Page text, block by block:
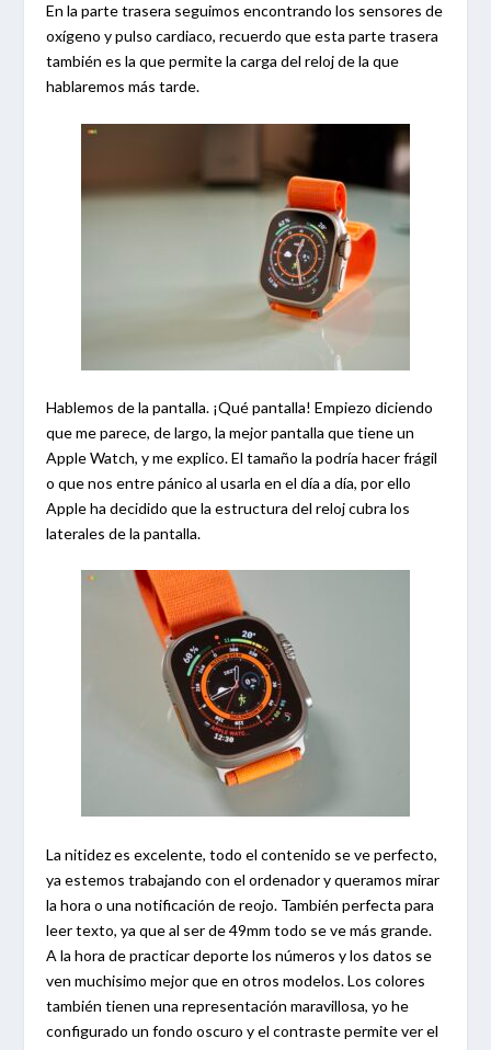
En la parte trasera seguimos encontrando los sensores de
oxígeno y pulso cardiaco, recuerdo que esta parte trasera
también es la que permite la carga del reloj de la que
hablaremos más tarde.
Hablemos de la pantalla. ¡Qué pantalla! Empiezo diciendo
que me parece, de largo, la mejor pantalla que tiene un
Apple Watch, y me explico. El tamaño la podría hacer frágil
o que nos entre pánico al usarla en el día a día, por ello
Apple ha decidido que la estructura del reloj cubra los
laterales de la pantalla.
La nitidez es excelente, todo el contenido se ve perfecto,
ya estemos trabajando con el ordenador y queramos mirar
la hora o una notificación de reojo. También perfecta para
leer texto, ya que al ser de 49mm todo se ve más grande.
A la hora de practicar deporte los números y los datos se
ven muchisimo mejor que en otros modelos. Los colores
también tienen una representación maravillosa, yo he
configurado un fondo oscuro y el contraste permite ver el